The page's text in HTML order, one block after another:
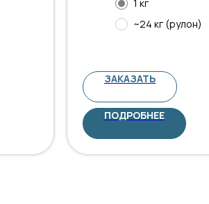
1 кг
~24 кг (рулон)
ЗАКАЗАТЬ
ПОДРОБНЕЕ